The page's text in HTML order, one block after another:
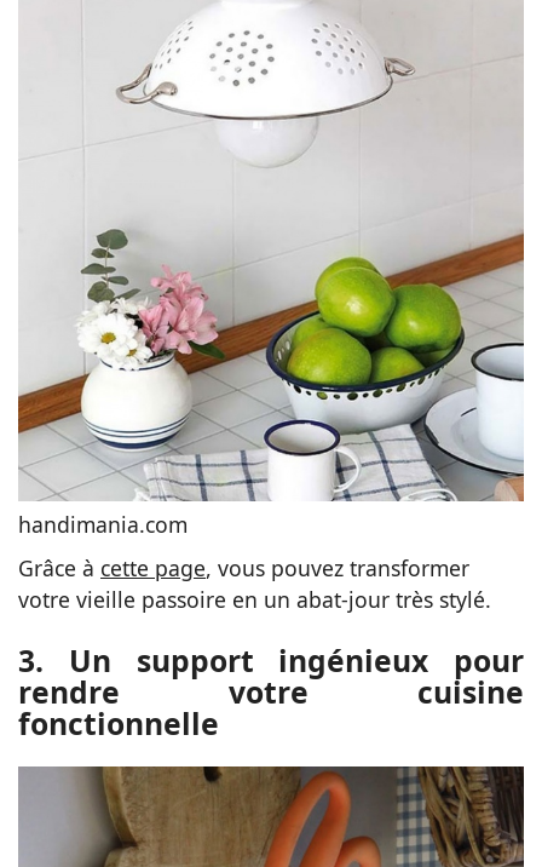
handimania.com
Grâce à cette page, vous pouvez transformer
votre vieille passoire en un abat-jour très stylé.
3. Un support ingénieux pour
rendre votre cuisine
fonctionnelle